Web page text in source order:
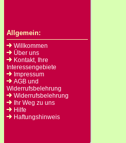
Allgemein:
Willkommen
Über uns
Kontakt, Ihre
Interessengebiete
Impressum
AGB und
Widerrufsbelehrung
Widerrufsbelehrung
Ihr Weg zu uns
Hilfe
Haftungshinweis